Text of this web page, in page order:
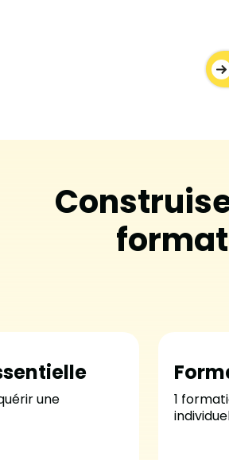
une
1